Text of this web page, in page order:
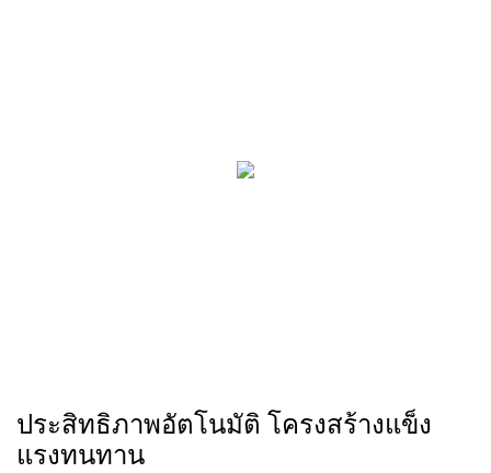
ประสิทธิภาพอัตโนมัติ โครงสร้างแข็ง
แรงทนทาน